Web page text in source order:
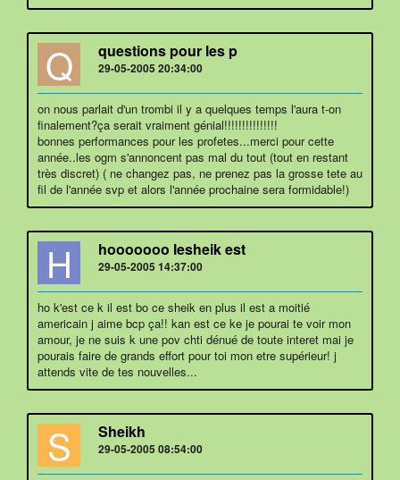
Q questions pour les p
29-05-2005 20:34:00
on nous parlait d'un trombi il y a quelques temps l'aura t-on
finalement?ça serait vraiment génial!!!!!!!!!!!!!!!
bonnes performances pour les profetes...merci pour cette
année..les ogm s'annoncent pas mal du tout (tout en restant
très discret) ( ne changez pas, ne prenez pas la grosse tete au
fil de l'année svp et alors l'année prochaine sera formidable!)
H hooooooo lesheik est
29-05-2005 14:37:00
ho k'est ce k il est bo ce sheik en plus il est a moitié
americain j aime bcp ça!! kan est ce ke je pourai te voir mon
amour, je ne suis k une pov chti dénué de toute interet mai je
pourais faire de grands effort pour toi mon etre supérieur! j
attends vite de tes nouvelles...
S Sheikh
29-05-2005 08:54:00